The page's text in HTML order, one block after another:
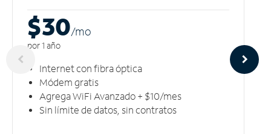
$30/mo
por 1 año
Internet con fibra óptica
Módem gratis
Agrega WiFi Avanzado + $10/mes
Sin límite de datos, sin contratos